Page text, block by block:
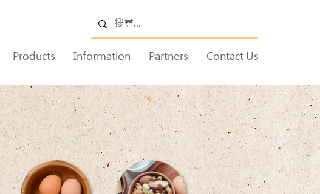
Products Information Partners Contact Us